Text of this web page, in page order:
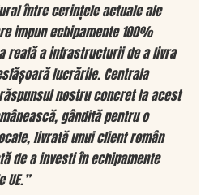
între cerințele actuale ale
impun echipamente 100%
reală a infrastructurii de a livra
lucrările. Centrala
nostru concret la acest
gândită pentru o
livrată unui client român
de a investi în echipamente